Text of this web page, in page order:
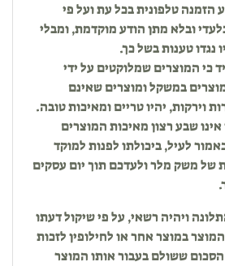
טלפונית בכל עת ועל פי
ובלא מתן הודע מוקדמת, ומבלי
טענות בשל כך.
כי המוצרים שמלוקטים על ידי
במשקל ומוצרים שאינם
וירקות, יהיו טריים ומאיכות טובה.
שבע רצון מאיכות המוצרים
לעיל, ביכולתו לפנות למוקד
של משק מלר ולעדכם תוך יום עסקים
ויהיה רשאי, על פי שיקול דעתו
במוצר אחר או לחילופין לזכות
ששולם בעבור אותו המוצר